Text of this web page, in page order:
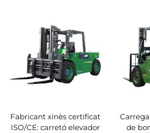
Avantatges principals del
1. Sistema de bateries d’alt
fosfat de liti (LiFePO₄)
Longevitat excepcional i seguretat
una densitat d'energia més elevada i
cicle significativament més llarga en
fonamental.
Carrega ràpida per a una operació
Fabricant xinès certificat
ISO/CE: carretó elevador
de